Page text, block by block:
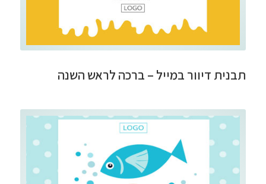
תבנית דיוור במייל – ברכה לראש השנה